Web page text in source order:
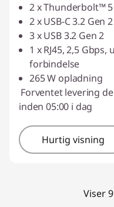
2 x Thunderbolt™ 5
2 x USB-C 3.2 Gen 2
3 x USB 3.2 Gen 2
1 x RJ45, 2,5
forbindelse
265 W opladning
Forventet levering
inden 05:00 i dag
Hurtig visning
Viser